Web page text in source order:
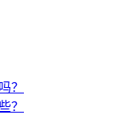
？
？